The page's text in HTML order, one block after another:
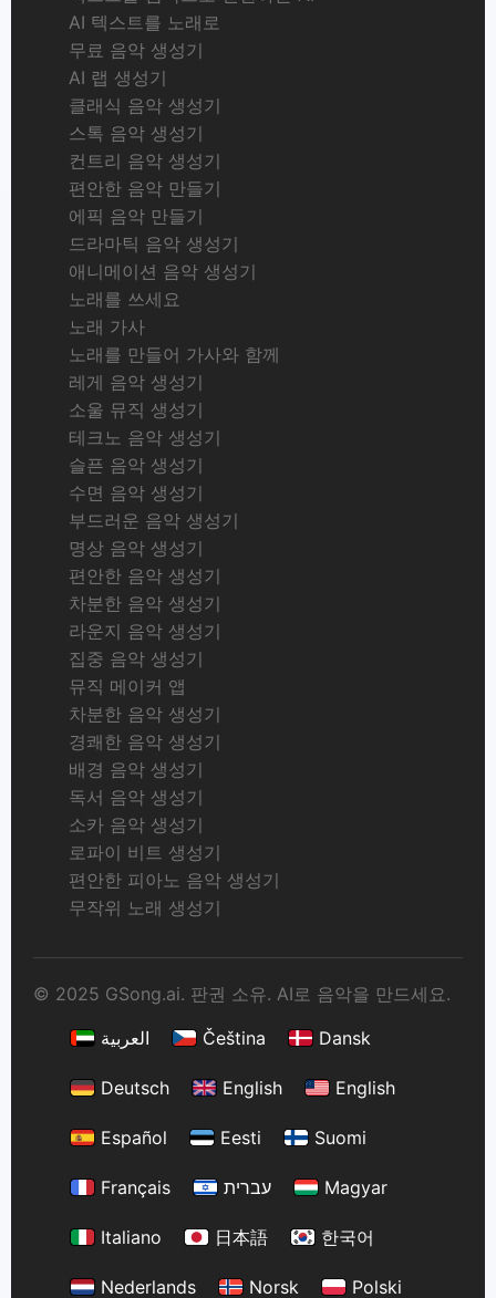
AI 텍스트를 노래로
무료 음악 생성기
AI 랩 생성기
클래식 음악 생성기
스톡 음악 생성기
컨트리 음악 생성기
편안한 음악 만들기
에픽 음악 만들기
드라마틱 음악 생성기
애니메이션 음악 생성기
노래를 쓰세요
노래 가사
노래를 만들어 가사와 함께
레게 음악 생성기
소울 뮤직 생성기
테크노 음악 생성기
슬픈 음악 생성기
수면 음악 생성기
부드러운 음악 생성기
명상 음악 생성기
편안한 음악 생성기
차분한 음악 생성기
라운지 음악 생성기
집중 음악 생성기
뮤직 메이커 앱
차분한 음악 생성기
경쾌한 음악 생성기
배경 음악 생성기
독서 음악 생성기
소카 음악 생성기
로파이 비트 생성기
편안한 피아노 음악 생성기
무작위 노래 생성기
© 2025 GSong.ai. 판권 소유. AI로 음악을 만드세요.
العربية
Čeština Dansk
Deutsch English English
Español Eesti Suomi
Français עברית Magyar
Italiano 日本語 한국어
Nederlands Norsk Polski